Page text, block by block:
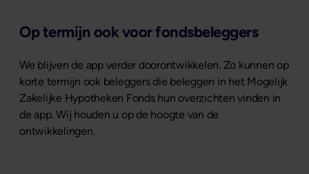
Op termijn ook voor fondsbeleggers
We blijven de app verder doorontwikkelen. Zo kunnen op
korte termijn ook beleggers die beleggen in het Mogelijk
Zakelijke Hypotheken Fonds hun overzichten vinden in
de app. Wij houden u op de hoogte van de
ontwikkelingen.